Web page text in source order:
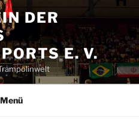
DER
E. V.
Menü